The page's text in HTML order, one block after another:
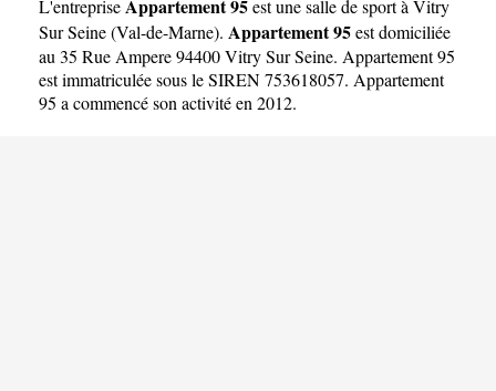
L'entrepriseAppartement 95est unesalle de sport à Vitry
Sur Seine(Val-de-Marne). Appartement 95est domiciliée
au 35 Rue Ampere 94400 Vitry Sur Seine. Appartement 95
est immatriculée sous le SIREN 753618057. Appartement
95 a commencé son activité en 2012.